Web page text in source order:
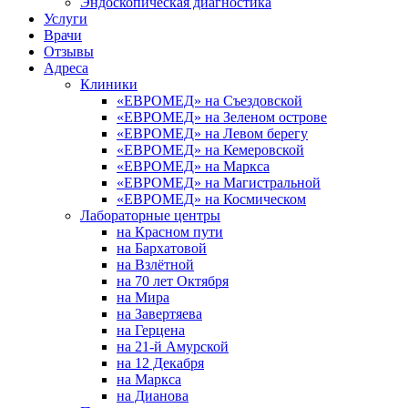
Услуги
Врачи
Отзывы
Адреса
Клиники
«ЕВРОМЕД» на Съездовской
«ЕВРОМЕД» на Зеленом острове
«ЕВРОМЕД» на Левом берегу
«ЕВРОМЕД» на Кемеровской
«ЕВРОМЕД» на Маркса
«ЕВРОМЕД» на Магистральной
«ЕВРОМЕД» на Космическом
Лабораторные центры
на Красном пути
на Бархатовой
на Взлётной
на 70 лет Октября
на Мира
на Завертяева
на Герцена
на 21-й Амурской
на 12 Декабря
на Маркса
на Дианова